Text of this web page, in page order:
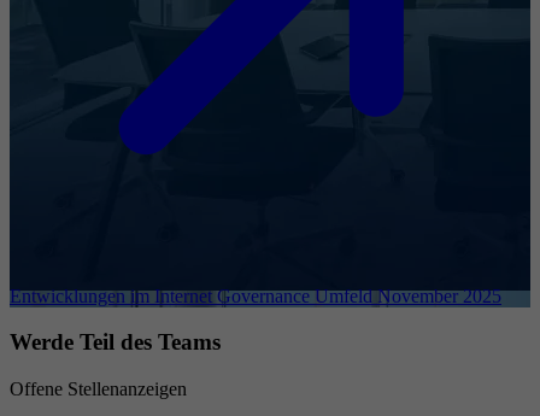
Entwicklungen im Internet Governance Umfeld November 2025
Werde Teil des Teams
Offene Stellenanzeigen